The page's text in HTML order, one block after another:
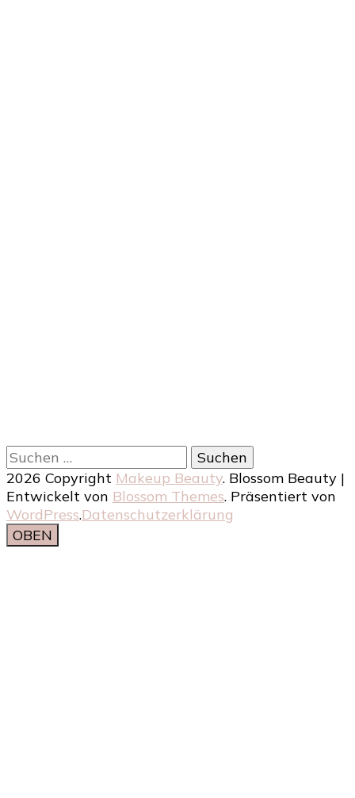
Suchen
nach:
2026 Copyright Makeup Beauty. Blossom Beauty |
Entwickelt von Blossom Themes. Präsentiert von
WordPress.Datenschutzerklärung
OBEN